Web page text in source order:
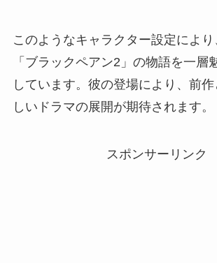
このようなキャラクター設定によ
「ブラックペアン2」の物語を一層
しています。彼の登場により、前
しいドラマの展開が期待されます。
スポンサーリンク